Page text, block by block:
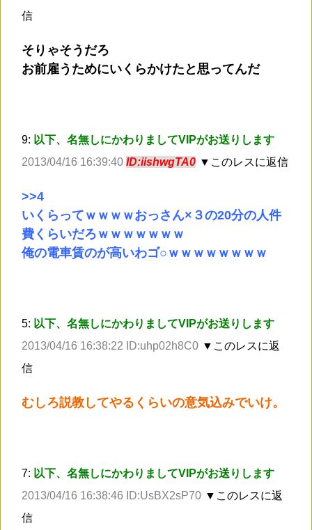
信
そりゃそうだろ
お前雇うためにいくらかけたと思ってんだ
9: 以下、名無しにかわりましてVIPがお送りします
2013/04/16 16:39:40 ID:iishwgTA0 ▼このレスに返信
>>4
いくらってｗｗｗｗおっさん×３の20分の人件
費くらいだろｗｗｗｗｗｗｗ
俺の電車賃のが高いわゴ○ｗｗｗｗｗｗｗｗ
5: 以下、名無しにかわりましてVIPがお送りします
2013/04/16 16:38:22 ID:uhp02h8C0 ▼このレスに返
信
むしろ説教してやるくらいの意気込みでいけ。
7: 以下、名無しにかわりましてVIPがお送りします
2013/04/16 16:38:46 ID:UsBX2sP70 ▼このレスに返
信